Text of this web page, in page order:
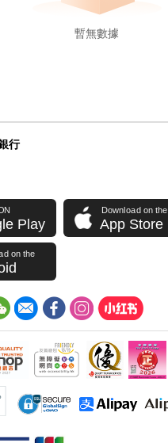
暫無數據
行
Play
Download on the
App Store
on the